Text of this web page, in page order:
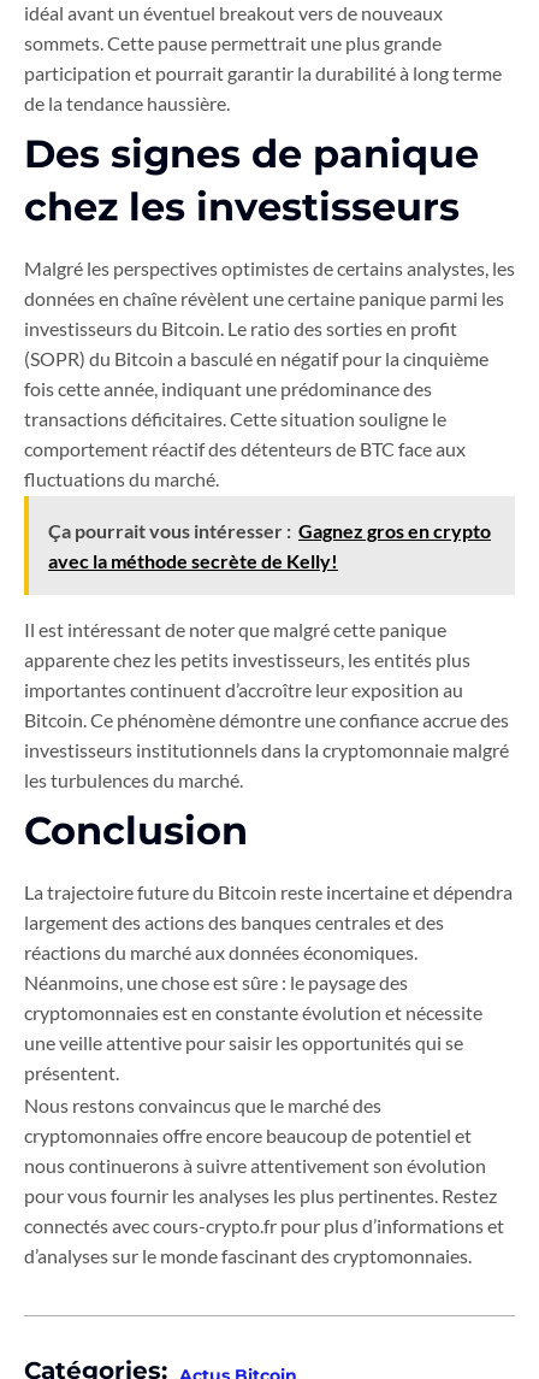
idéal avant un éventuel breakout vers de nouveaux
sommets. Cette pause permettrait une plus grande
participation et pourrait garantir la durabilité à long terme
de la tendance haussière.
Des signes de panique
chez les investisseurs
Malgré les perspectives optimistes de certains analystes, les
données en chaîne révèlent une certaine panique parmi les
investisseurs du Bitcoin. Le ratio des sorties en profit
(SOPR) du Bitcoin a basculé en négatif pour la cinquième
fois cette année, indiquant une prédominance des
transactions déficitaires. Cette situation souligne le
comportement réactif des détenteurs de BTC face aux
fluctuations du marché.
Ça pourrait vous intéresser : Gagnez gros en crypto
avec la méthode secrète de Kelly!
Il est intéressant de noter que malgré cette panique
apparente chez les petits investisseurs, les entités plus
importantes continuent d’accroître leur exposition au
Bitcoin. Ce phénomène démontre une confiance accrue des
investisseurs institutionnels dans la cryptomonnaie malgré
les turbulences du marché.
Conclusion
La trajectoire future du Bitcoin reste incertaine et dépendra
largement des actions des banques centrales et des
réactions du marché aux données économiques.
Néanmoins, une chose est sûre : le paysage des
cryptomonnaies est en constante évolution et nécessite
une veille attentive pour saisir les opportunités qui se
présentent.
Nous restons convaincus que le marché des
cryptomonnaies offre encore beaucoup de potentiel et
nous continuerons à suivre attentivement son évolution
pour vous fournir les analyses les plus pertinentes. Restez
connectés avec cours-crypto.fr pour plus d’informations et
d’analyses sur le monde fascinant des cryptomonnaies.
Catégories: